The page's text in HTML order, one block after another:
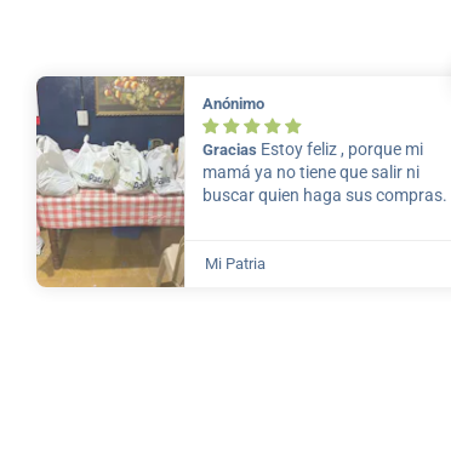
Anónimo
GraciasEstoy feliz , porque mi
mamá ya no tiene que salir ni
buscar quien haga sus compras.
Mi Patria